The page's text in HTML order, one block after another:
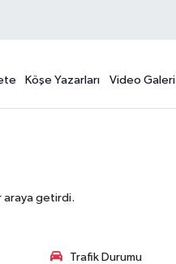
Köşe Yazarları Video Galeri
araya getirdi.
Trafik Durumu